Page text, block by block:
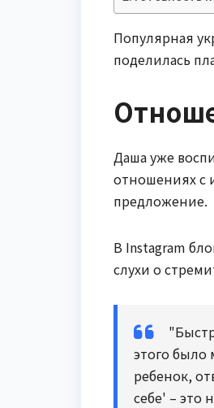
Популярная
поделилась
Даша уже
отношениях с
предложение.
В Instagram
слухи о
этого было
ребенок,
себе' – это